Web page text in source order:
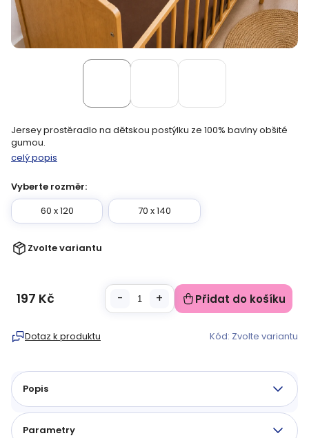
Zvolte variantu
Vyberte rozměr:
60 x 120
70 x 140
Jersey prostěradlo na dětskou postýlku ze 100% bavlny obšité
gumou.
celý popis
Dotaz k produktu Kód: Zvolte variantu
197 Kč Přidat do košíku
Popis
Parametry